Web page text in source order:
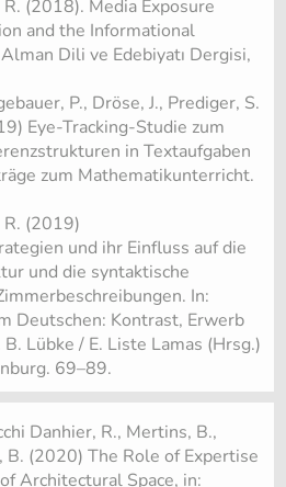
(2018). Media Exposure
and the Informational
Dili ve Edebiyatı Dergisi,
P., Dröse, J., Prediger, S.
Eye-Tracking-Studie zum
in Textaufgaben
zum Mathematikunterricht.
R. (2019)
und ihr Einfluss auf die
und die syntaktische
In:
Deutschen: Kontrast, Erwerb
Lübke / E. Liste Lamas (Hrsg.)
69–89.
Danhier, R., Mertins, B.,
B. (2020) The Role of Expertise
Architectural Space, in: